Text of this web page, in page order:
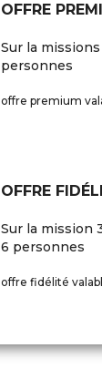
OFFRE
Sur la
personnes
offre premium
OFFRE
Sur la mission
6 personnes
offre fidélité